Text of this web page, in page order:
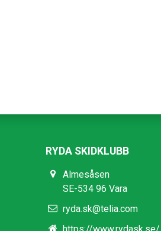
RYDA SKIDKLUBB
Almesåsen
SE-534 96 Vara
ryda.sk@telia.com